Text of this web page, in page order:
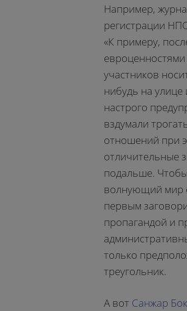
Например,
регистрации
«К примеру,
участников
нибудь на
настрого
вздумали
отношений при
отличительные
подальше.
волнующий мир
первым
пропагандой и
только
треугольник.
А вот Санжар